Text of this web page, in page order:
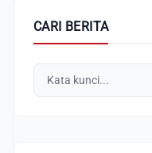
CARI BERITA